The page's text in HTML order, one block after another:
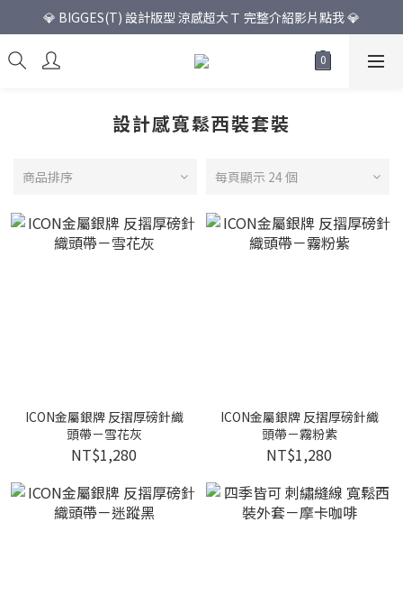
💎 BIGGES(T) 設計版型 涼感超大Ｔ 完整介紹影片點我 💎
設計感寬鬆西裝套裝
商品排序 每頁顯示 24 個
ICON金屬銀牌 反摺厚磅針織
頭帶－雪花灰
NT$1,280
ICON金屬銀牌 反摺厚磅針織
頭帶－霧粉紫
NT$1,280